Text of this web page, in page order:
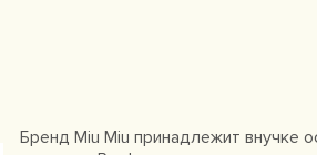
Бренд Miu Miu принадлежит внучке